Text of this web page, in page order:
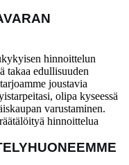
hinnoittelun
takaa edullisuuden
joustavia
olipa kyseessä
varustaminen.
hinnoittelua